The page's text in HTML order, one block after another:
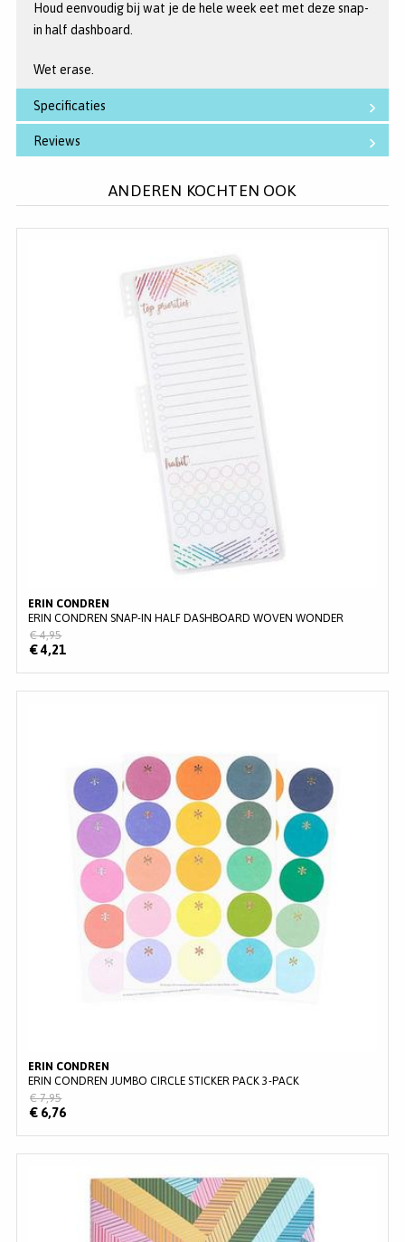
Houd eenvoudig bij wat je de hele week eet met deze snap-
in half dashboard.
Wet erase.
Specificaties
Reviews
ANDEREN KOCHTEN OOK
ERIN CONDREN
ERIN CONDREN SNAP-IN HALF DASHBOARD WOVEN WONDER
€ 4,21
€ 4,95
ERIN CONDREN
ERIN CONDREN JUMBO CIRCLE STICKER PACK 3-PACK
€ 6,76
€ 7,95